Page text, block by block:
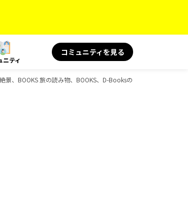
ニティ
コミュニティを見る
、BOOKS 旅の読み物、BOOKS、D-Booksのガイドブック一覧